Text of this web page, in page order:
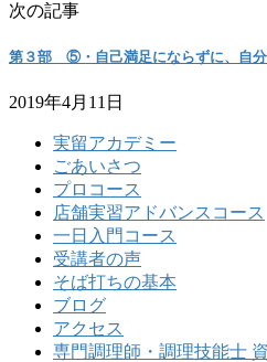
次の記事
第３部 ⑤・自己満足にならずに、自分
2019年4月11日
実留アカデミー
ごあいさつ
プロコース
店舗実習アドバンスコース
一日入門コース
受講者の声
そば打ちの基本
ブログ
アクセス
専門調理師・調理技能士